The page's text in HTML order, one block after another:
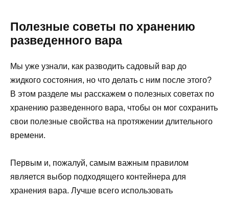
Полезные советы по хранению
разведенного вара
Мы уже узнали, как разводить садовый вар до
жидкого состояния, но что делать с ним после этого?
В этом разделе мы расскажем о полезных советах по
хранению разведенного вара, чтобы он мог сохранить
свои полезные свойства на протяжении длительного
времени.
Первым и, пожалуй, самым важным правилом
является выбор подходящего контейнера для
хранения вара. Лучше всего использовать